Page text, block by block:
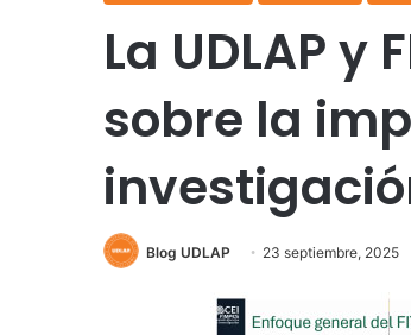
La UDLAP y
sobre la
Blog UDLAP 23 septiembre, 2025